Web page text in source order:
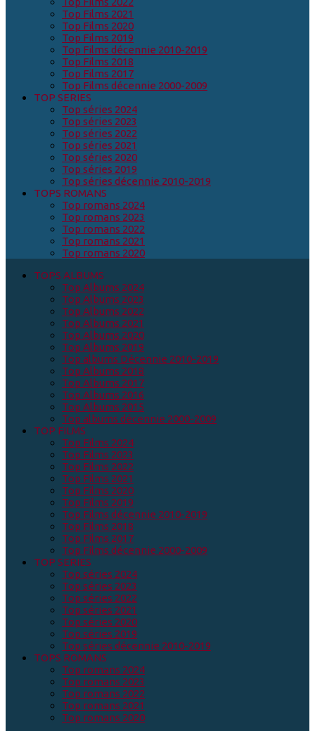
Top Films 2021
Top Films 2020
Top Films 2019
Top Films décennie 2010-2019
Top Films 2018
Top Films 2017
Top Films décennie 2000-2009
TOP SERIES
Top séries 2024
Top séries 2023
Top séries 2022
Top séries 2021
Top séries 2020
Top séries 2019
Top séries décennie 2010-2019
TOPS ROMANS
Top romans 2024
Top romans 2023
Top romans 2022
Top romans 2021
Top romans 2020
TOPS ALBUMS
Top Albums 2024
Top Albums 2023
Top Albums 2022
Top Albums 2021
Top Albums 2020
Top Albums 2019
Top albums Décennie 2010-2019
Top Albums 2018
Top Albums 2017
Top Albums 2016
Top Albums 2015
Top albums décennie 2000-2009
TOP FILMS
Top Films 2024
Top Films 2023
Top Films 2022
Top Films 2021
Top Films 2020
Top Films 2019
Top Films décennie 2010-2019
Top Films 2018
Top Films 2017
Top Films décennie 2000-2009
TOP SERIES
Top séries 2024
Top séries 2023
Top séries 2022
Top séries 2021
Top séries 2020
Top séries 2019
Top séries décennie 2010-2019
TOPS ROMANS
Top romans 2024
Top romans 2023
Top romans 2022
Top romans 2021
Top romans 2020